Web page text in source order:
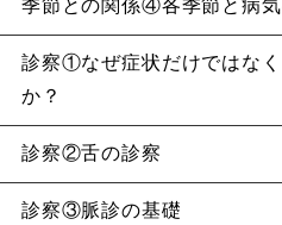
季節との関係④各季節と病
診察①なぜ症状だけではな
か？
診察②舌の診察
診察③脈診の基礎